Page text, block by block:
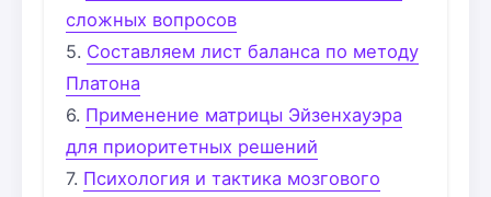
сложных вопросов
Составляем лист баланса по методу
Платона
Применение матрицы Эйзенхауэра
для приоритетных решений
Психология и тактика мозгового